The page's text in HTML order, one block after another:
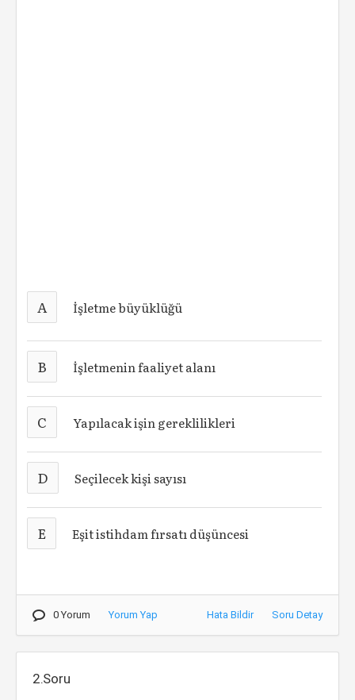
A İşletme büyüklüğü
B İşletmenin faaliyet alanı
C Yapılacak işin gereklilikleri
D Seçilecek kişi sayısı
E Eşit istihdam fırsatı düşüncesi
0 Yorum Yorum Yap Hata Bildir Soru Detay
2.Soru